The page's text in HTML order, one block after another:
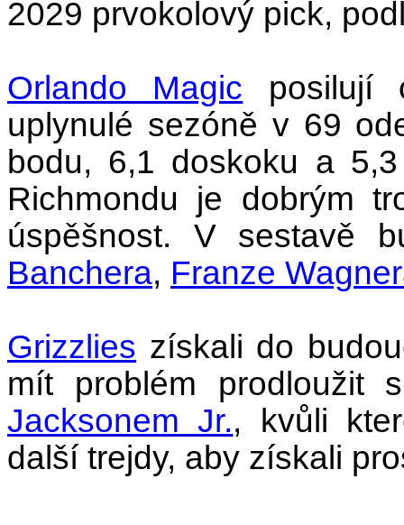
2029 prvokolový pick,
Orlando Magic posilují
uplynulé sezóně v 69
bodu, 6,1 doskoku a
Richmondu je dobrým
úspěšnost. V sestavě
Banchera, Franze
Grizzlies získali do
mít problém prodloužit
Jacksonem Jr., kvůli
další trejdy, aby získali